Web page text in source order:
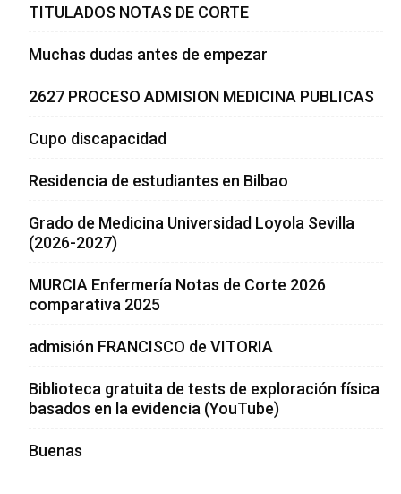
TITULADOS NOTAS DE CORTE
Muchas dudas antes de empezar
2627 PROCESO ADMISION MEDICINA PUBLICAS
Cupo discapacidad
Residencia de estudiantes en Bilbao
Grado de Medicina Universidad Loyola Sevilla
(2026-2027)
MURCIA Enfermería Notas de Corte 2026
comparativa 2025
admisión FRANCISCO de VITORIA
Biblioteca gratuita de tests de exploración física
basados en la evidencia (YouTube)
Buenas